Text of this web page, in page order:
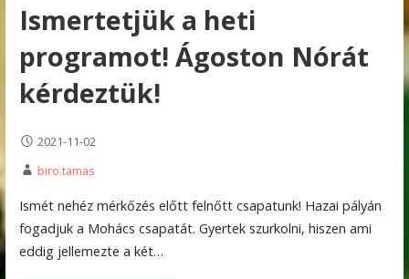
Ismertetjük a heti
programot! Ágoston Nórát
kérdeztük!
2021-11-02
biro.tamas
Ismét nehéz mérkőzés előtt felnőtt csapatunk! Hazai pályán
fogadjuk a Mohács csapatát. Gyertek szurkolni, hiszen ami
eddig jellemezte a két…